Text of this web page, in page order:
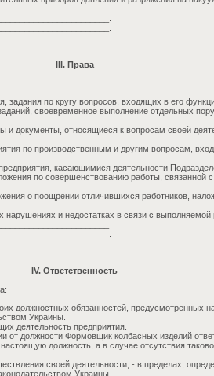
III. Права
задания по кругу вопросов, входящих в его
своевременное выполнение отдельных
документы, относящиеся к вопросам своей
по производственным и другим вопросам,
касающимися деятельности
по совершенствованию работы,
о поощрении отличившихся работников,
и недостатках в связи с выполняемой
IV. Ответственность
должностных обязанностей, предусмотренных
Украины.
деятельность предприятия.
от должности Формовщик колбасных изделий
должность, а в случае отсутствия
своей деятельности, - в пределах,
Украины.